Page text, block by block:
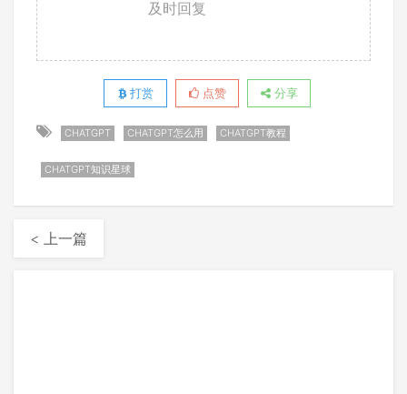
及时回复
打赏 点赞 分享
CHATGPT CHATGPT怎么用 CHATGPT教程
CHATGPT知识星球
< 上一篇